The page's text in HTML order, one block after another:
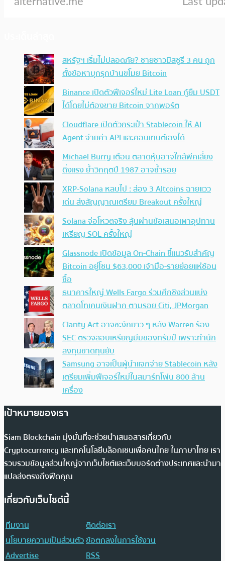
สหรัฐฯ เริ่มไม่ปลอดภัย? ชายชาวมิสซูรี 3 คน ถูก
ตั้งข้อหาบุกรุกบ้านขโมย Bitcoin
Binance เปิดตัวฟีเจอร์ใหม่ Lite Loan กู้ยืม USDT
ได้โดยไม่ต้องขาย Bitcoin จากพอร์ต
Cloudflare เปิดตัวกระเป๋า Stablecoin ให้ AI
Agent จ่ายค่า API และคอนเทนต์เองได้
Michael Burry เตือน ตลาดหุ้นอาจใกล้พีคเสี่ยง
ดิ่งแรง ย้ำวิกฤตปี 1987 อาจซ้ำรอย
XRP-Solana หลบไป : ส่อง 3 Altcoins ฉายแวว
เด่น ส่งสัญญาณเตรียม Breakout ครั้งใหญ่
Solana จ่อโหวตจริง ลุ้นผ่านข้อเสนอเผาอุปทาน
เหรียญ SOL ครั้งใหญ่
Glassnode เปิดข้อมูล On-Chain ชี้แนวรับสำคัญ
Bitcoin อยู่โซน $63,000 เจ้ามือ-รายย่อยแห่ช้อน
ซื้อ
ธนาคารใหญ่ Wells Fargo ร่วมศึกชิงส่วนแบ่ง
ตลาดโทเคนเงินฝาก ตามรอย Citi, JPMorgan
Clarity Act อาจชะงักยาว ๆ หลัง Warren ร้อง
SEC ตรวจสอบเหรียญมีมของทรัมป์ เพราะทำนัก
ลงทุนขาดทุนยับ
Samsung อาจเป็นผู้นำแจกจ่าย Stablecoin หลัง
เตรียมเพิ่มฟีเจอร์ใหม่ในสมาร์ทโฟน 800 ล้าน
เครื่อง
เป้าหมายของเรา
Siam Blockchain มุ่งมั่นที่จะช่วยนำเสนอสารเกี่ยวกับ
Cryptocurrency และเทคโนโลยีบล็อกเชนเพื่อคนไทย ในภาษาไทย เรา
รวบรวมข้อมูลส่วนใหญ่จากเว็บไซต์และเว็บบอร์ดต่างประเทศและนำมา
แปลส่งตรงถึงฟีดคุณ
เกี่ยวกับเว็บไซต์นี้
ทีมงาน
ติดต่อเรา
นโยบายความเป็นส่วนตัวข้อตกลงในการใช้งาน
Advertise
RSS